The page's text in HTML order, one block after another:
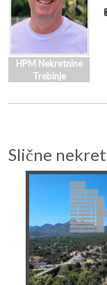
HPM Nekretnine
Trebinje
Slične